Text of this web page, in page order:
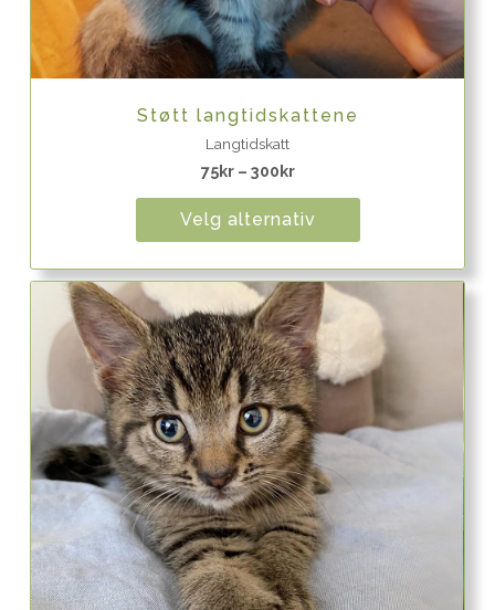
Støtt langtidskattene
Langtidskatt
75kr– 300kr
Velg alternativ